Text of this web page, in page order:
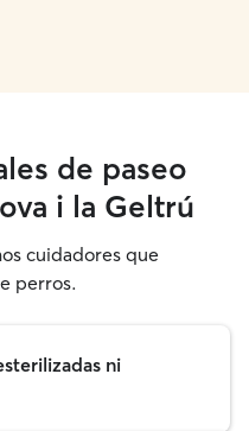
de paseo
i la Geltrú
cuidadores que
perros.
ni